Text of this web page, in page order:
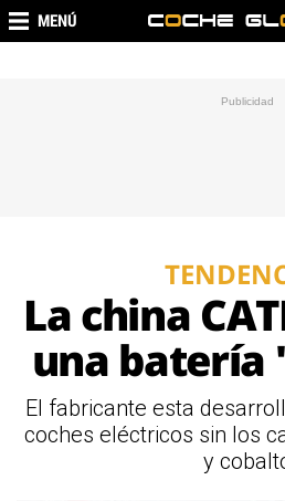
MENÚ
La china
una batería
El fabricante esta
coches eléctricos sin los
y